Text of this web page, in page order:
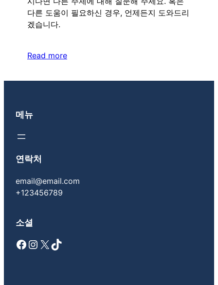
다른 도움이 필요하신 경우, 언제든지 도와드리
겠습니다.
Read more
메뉴
연락처
email@email.com
+123456789
소셜
Facebook Instagram X TikTok